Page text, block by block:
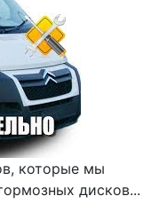
которые мы
дисков...